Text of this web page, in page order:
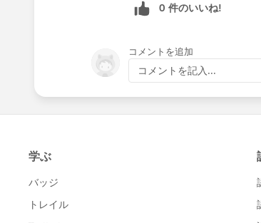
0 件のいいね!
コメントを追加
コメントを記入...